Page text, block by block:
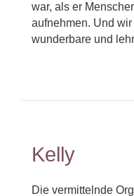
war, als er
aufnehmen. Und
wunderbare und
Kelly
Die vermittelnde